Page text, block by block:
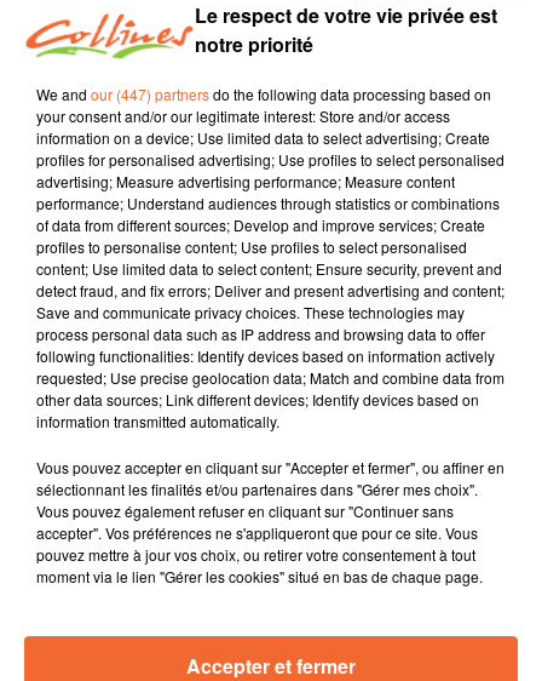
info
16 septembre 2022 - 15 min 47 sec
JOURNAL DU VENDREDI 16 SEPTEMBRE (MIDI)
Fabien Gazeau
L'info près de chez vous
Présenté par Fabien Gazeau
- Le festival Belle la différence a officiellement été
inauguré hier soir au Fauteuil Rouge.
- Ambiance terre organise son 1er salon, un mini salon
de l'agriculture les 24 et 25 septembre à Bocapole.
- Le réseau bienvenue à la ferme (photo) organise des
portes ouvertes en septembre et en octobre.
- Les Journées du Patrimoine ce WE, des dizaines de
sites sont ouverts à la visite
- A Thouars, le Conservatoire prend encore les
inscriptions...
0:00 15 min 47 sec
Le respect de votre vie privée est
notre priorité
We and our (447) partnersdo the following data processing based on
your consent and/or our legitimate interest: Store and/or access
information on a device; Use limited data to select advertising; Create
profiles for personalised advertising; Use profiles to select personalised
advertising; Measure advertising performance; Measure content
performance; Understand audiences through statistics or combinations
of data from different sources; Develop and improve services; Create
profiles to personalise content; Use profiles to select personalised
content; Use limited data to select content; Ensure security, prevent and
detect fraud, and fix errors; Deliver and present advertising and content;
Save and communicate privacy choices. These technologies may
process personal data such as IP address and browsing data to offer
following functionalities: Identify devices based on information actively
requested; Use precise geolocation data; Match and combine data from
other data sources; Link different devices; Identify devices based on
information transmitted automatically.
Vous pouvez accepter en cliquant sur "Accepter et fermer", ou affiner en
sélectionnant les finalités et/ou partenaires dans "Gérer mes choix".
Vous pouvez également refuser en cliquant sur "Continuer sans
accepter". Vos préférences ne s'appliqueront que pour ce site. Vous
pouvez mettre à jour vos choix, ou retirer votre consentement à tout
moment via le lien "Gérer les cookies" situé en bas de chaque page.
Accepter et fermer